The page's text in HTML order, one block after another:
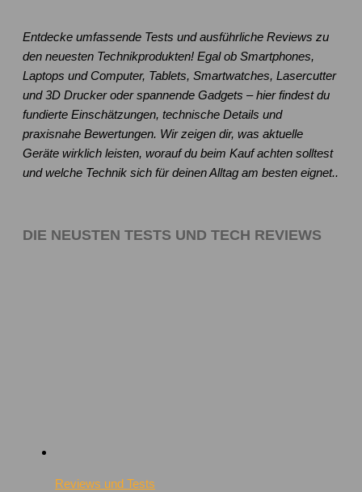
Entdecke umfassende Tests und ausführliche Reviews zu
den neuesten Technikprodukten! Egal ob Smartphones,
Laptops und Computer, Tablets, Smartwatches, Lasercutter
und 3D Drucker oder spannende Gadgets – hier findest du
fundierte Einschätzungen, technische Details und
praxisnahe Bewertungen. Wir zeigen dir, was aktuelle
Geräte wirklich leisten, worauf du beim Kauf achten solltest
und welche Technik sich für deinen Alltag am besten eignet..
DIE NEUSTEN TESTS UND TECH REVIEWS
Reviews und Tests